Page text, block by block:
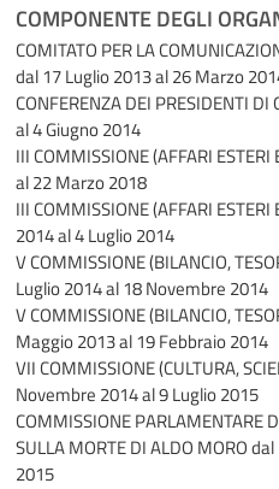
COMPONENTE DEGLI
COMITATO PER LA
dal 17 Luglio 2013 al 26 Marzo
CONFERENZA DEI PRESIDENTI DI
al 4 Giugno 2014
III COMMISSIONE (AFFARI ESTERI
al 22 Marzo 2018
III COMMISSIONE (AFFARI ESTERI
2014 al 4 Luglio 2014
V COMMISSIONE (BILANCIO,
Luglio 2014 al 18 Novembre 2014
V COMMISSIONE (BILANCIO,
Maggio 2013 al 19 Febbraio 2014
VII COMMISSIONE (CULTURA,
Novembre 2014 al 9 Luglio 2015
COMMISSIONE PARLAMENTARE
SULLA MORTE DI ALDO MOROdal
2015